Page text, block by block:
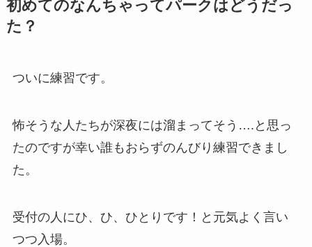
初めてのなんちゃってパークはどうだっ
た？
ついに練習です。
怖そうな人たちが深夜には溜まってそう….と思っ
たのですが幸い誰もおらずのんびり練習できまし
た。
受付の人にひ、ひ、ひとりです！と元気よく言い
つつ入場。